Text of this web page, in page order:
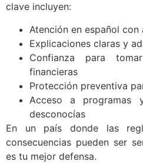
clave incluyen:
Atención en español
Explicaciones claras y
Confianza para
financieras
Protección preventiva
Acceso a programas
desconocías
En un país donde las
consecuencias pueden ser
es tu mejor defensa.